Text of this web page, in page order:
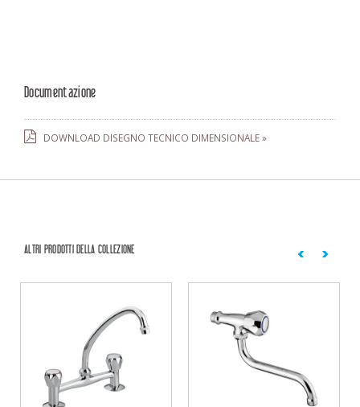
Documentazione
DOWNLOAD DISEGNO TECNICO DIMENSIONALE »
ALTRI PRODOTTI DELLA COLLEZIONE